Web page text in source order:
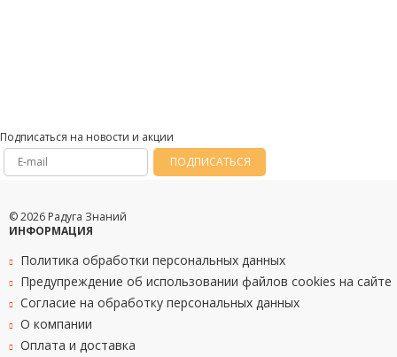
Подписаться на новости и акции
ПОДПИСАТЬСЯ
© 2026 Радуга Знаний
ИНФОРМАЦИЯ
Политика обработки персональных данных
Предупреждение об использовании файлов cookies на сайте
Согласие на обработку персональных данных
О компании
Оплата и доставка